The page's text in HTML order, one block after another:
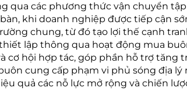
các phương thức vận chuyển
khi doanh nghiệp được tiếp cận
chung, từ đó tạo lợi thế cạnh
lập thông qua hoạt động mua
hội hợp tác, góp phần hỗ trợ tăng
cung cấp phạm vi phủ sóng địa
quả các nỗ lực mở rộng và chiến